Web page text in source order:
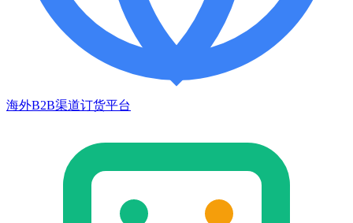
海外B2B渠道订货平台